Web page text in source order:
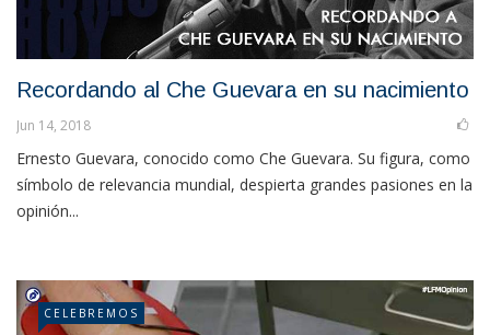
Recordando al Che Guevara en su nacimiento
Jun 14, 2018
Ernesto Guevara, conocido como Che Guevara. Su figura, como
símbolo de relevancia mundial, despierta grandes pasiones en la
opinión...
CELEBREMOS